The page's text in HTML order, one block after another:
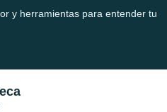
y herramientas para entender tu